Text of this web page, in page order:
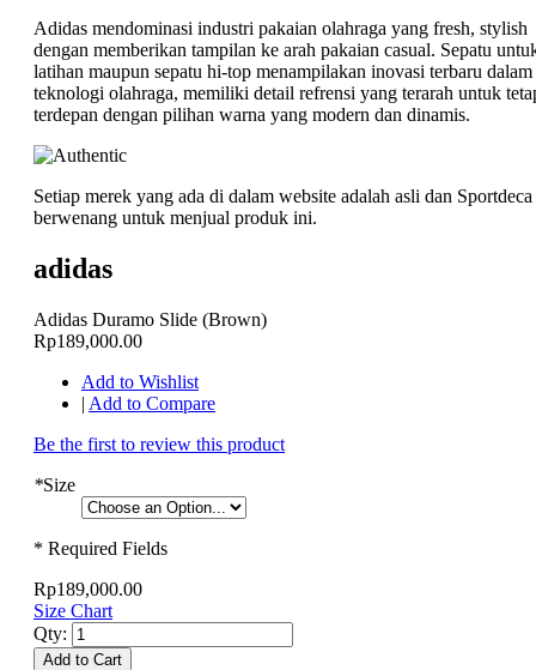
Adidas mendominasi industri pakaian olahraga yang fresh, stylish
dengan memberikan tampilan ke arah pakaian casual. Sepatu
latihan maupun sepatu hi-top menampilakan inovasi terbaru dalam
teknologi olahraga, memiliki detail refrensi yang terarah untuk
terdepan dengan pilihan warna yang modern dan dinamis.
Setiap merek yang ada di dalam website adalah asli dan Sportdeca
berwenang untuk menjual produk ini.
adidas
Adidas Duramo Slide (Brown)
Rp189,000.00
Add to Wishlist
| Add to Compare
Be the first to review this product
*Size
* Required Fields
Rp189,000.00
Size Chart
Qty:
Add to Cart